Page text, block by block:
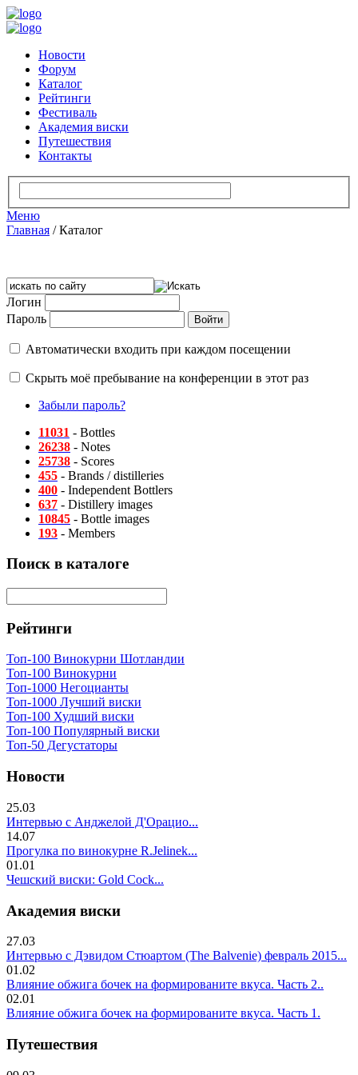
Новости
Форум
Каталог
Рейтинги
Фестиваль
Академия виски
Путешествия
Контакты
Меню
Главная /Каталог
Логин
Пароль
Автоматически входить при каждом посещении
Скрыть моё пребывание на конференции в этот раз
Забыли пароль?
11031 - Bottles
26238 - Notes
25738 - Scores
455 - Brands / distilleries
400 - Independent Bottlers
637 - Distillery images
10845 - Bottle images
193 - Members
Поиск в каталоге
Рейтинги
Топ-100 Винокурни Шотландии
Топ-100 Винокурни
Топ-1000 Негоцианты
Топ-1000 Лучший виски
Топ-100 Худший виски
Топ-100 Популярный виски
Топ-50 Дегустаторы
Новости
25.03
Интервью с Анджелой Д'Орацио...
14.07
Прогулка по винокурне R.Jelinek...
01.01
Чешский виски: Gold Cock...
Академия виски
27.03
Интервью с Дэвидом Стюартом (The Balvenie) февраль 2015...
01.02
Влияние обжига бочек на формированите вкуса. Часть 2..
02.01
Влияние обжига бочек на формированите вкуса. Часть 1.
Путешествия